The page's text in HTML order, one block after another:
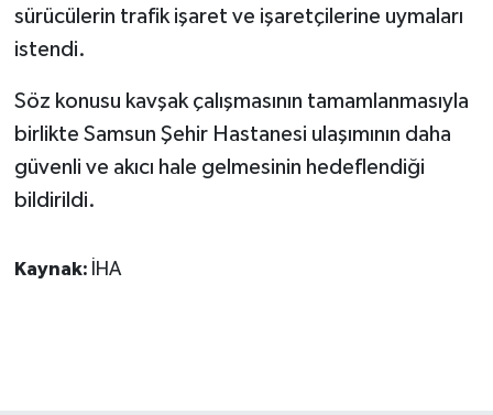
sürücülerin trafik işaret ve işaretçilerine uymaları
istendi.
Söz konusu kavşak çalışmasının tamamlanmasıyla
birlikte Samsun Şehir Hastanesi ulaşımının daha
güvenli ve akıcı hale gelmesinin hedeflendiği
bildirildi.
Kaynak: İHA